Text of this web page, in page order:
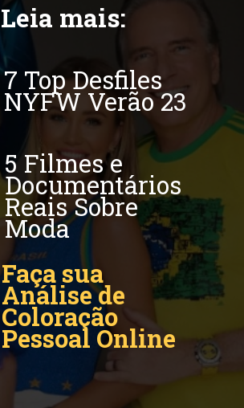
7 Top Desfiles
NYFW Verão 23
Leia mais:
5 Filmes e
Documentários
Reais Sobre
Moda
Faça sua
Análise de
Coloração
Pessoal Online